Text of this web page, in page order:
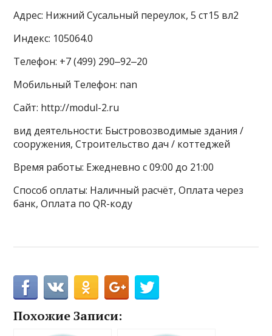
Адрес: Нижний Сусальный переулок, 5 ст15 вл2
Индекс: 105064.0
Телефон: +7 (499) 290‒92‒20
Мобильный Телефон: nan
Сайт: http://modul-2.ru
вид деятельности: Быстровозводимые здания /
сооружения, Строительство дач / коттеджей
Время работы: Ежедневно с 09:00 до 21:00
Способ оплаты: Наличный расчёт, Оплата через
банк, Оплата по QR-коду
Похожие Записи: